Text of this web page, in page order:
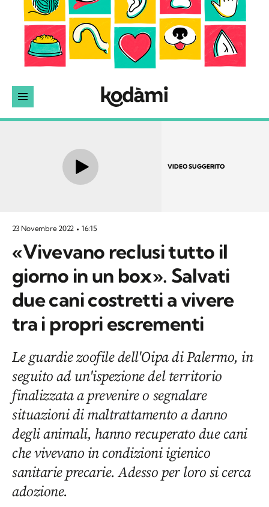
VIDEO SUGGERITO
23 Novembre 2022 16:15
«Vivevano reclusi tutto il
giorno in un box». Salvati
due cani costretti a vivere
tra i propri escrementi
Le guardie zoofile dell'Oipa di Palermo, in
seguito ad un'ispezione del territorio
finalizzata a prevenire o segnalare
situazioni di maltrattamento a danno
degli animali, hanno recuperato due cani
che vivevano in condizioni igienico
sanitarie precarie. Adesso per loro si cerca
adozione.